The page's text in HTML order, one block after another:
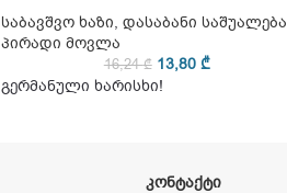
საბავშვო ხაზი, დასაბანი საშუალება
პირადი მოვლა
16,24₾ 13,80 ₾
გერმანული ხარისხი!
ᲙᲝᲜᲢᲐᲥᲢᲘ